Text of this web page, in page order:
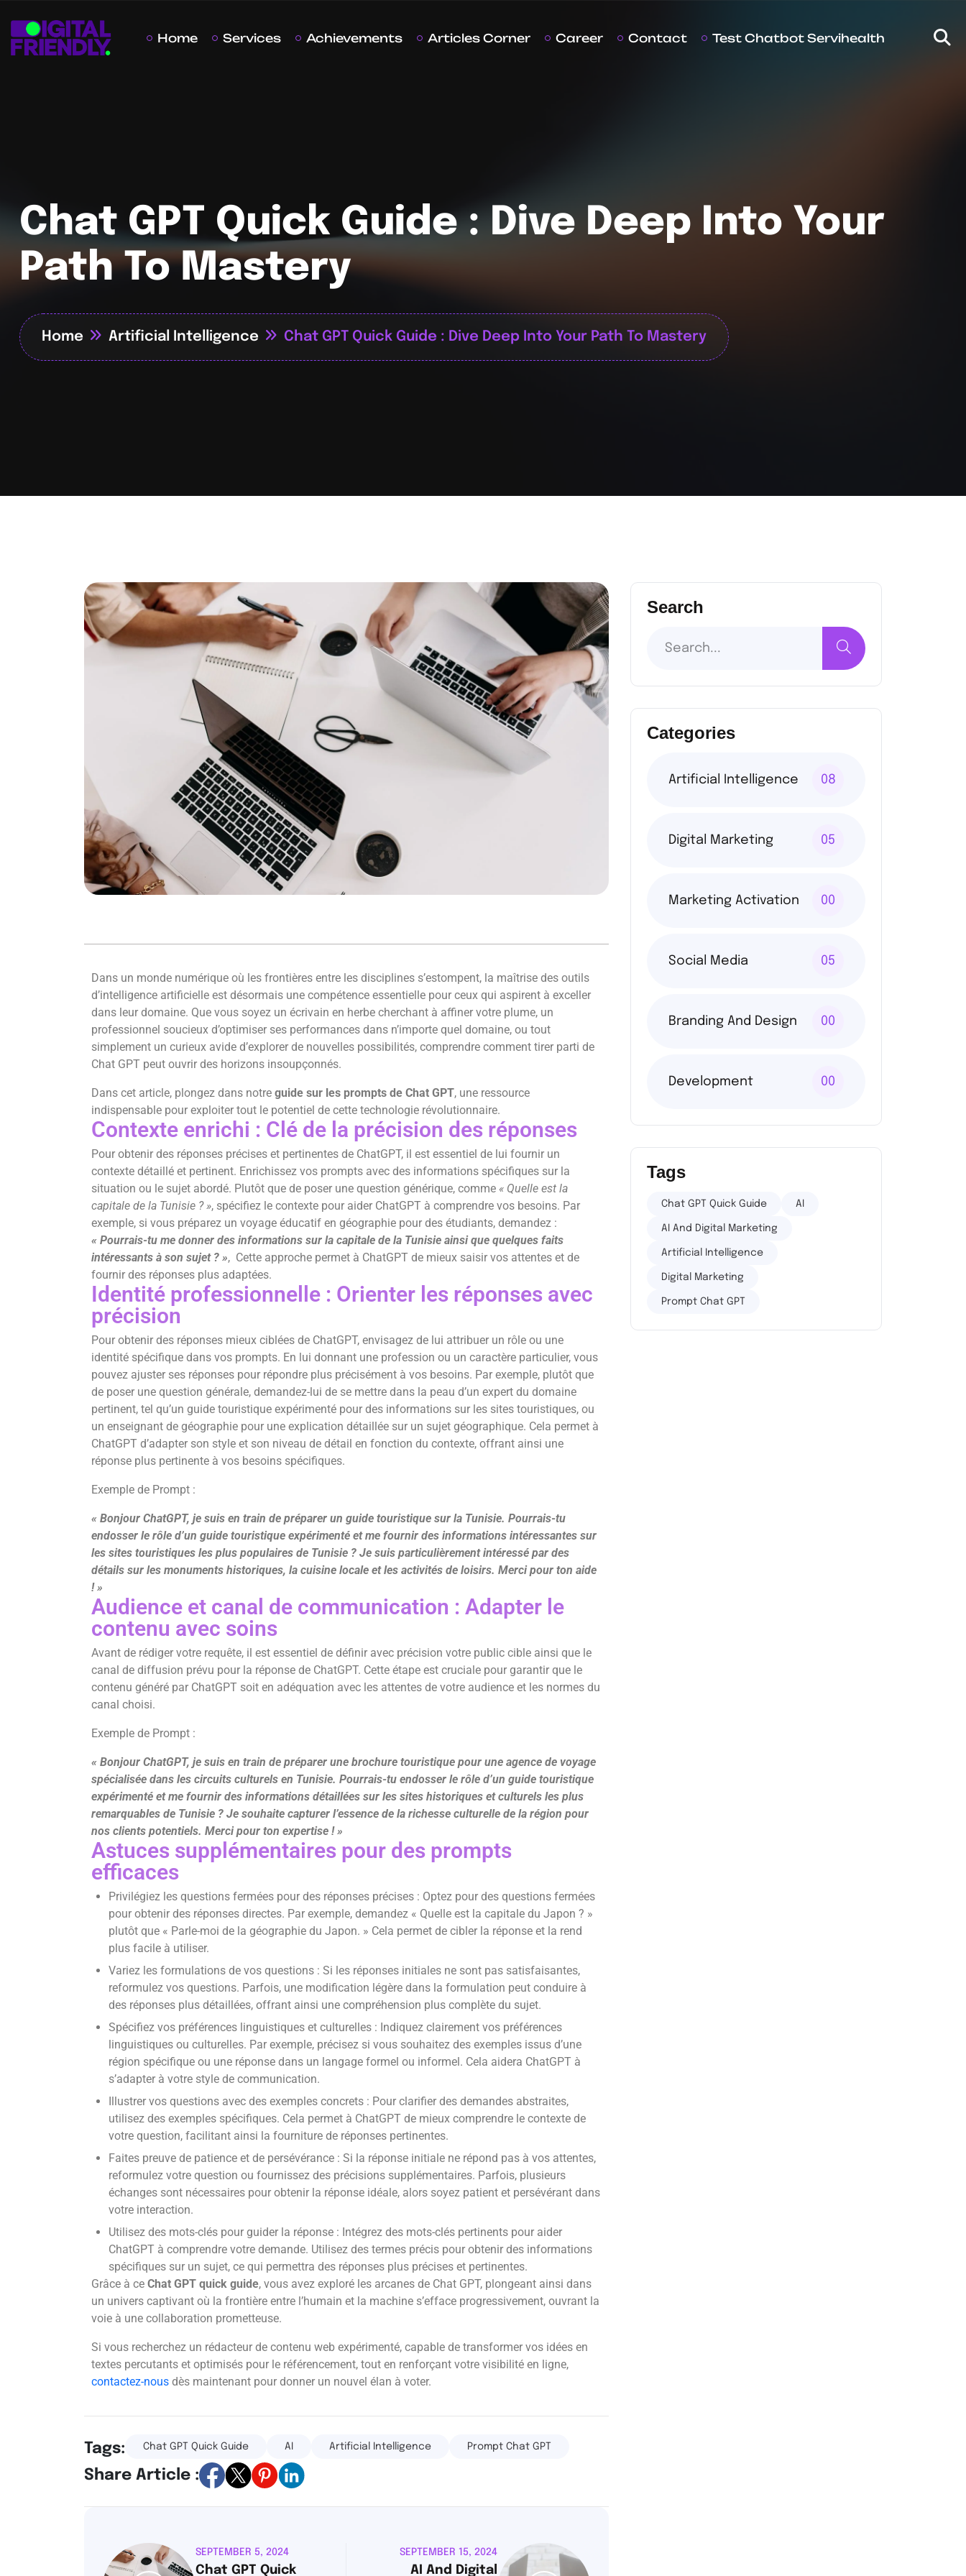
Home Services Achievements Articles Corner Career Contact Test Chatbot Servihealth
Chat GPT Quick Guide : Dive Deep Into Your
Path To Mastery
Home Artificial Intelligence Chat GPT Quick Guide : Dive Deep Into Your Path To Mastery
Dans un monde numérique où les frontières entre les disciplines s’estompent, la maîtrise des outils
d’intelligence artificielle est désormais une compétence essentielle pour ceux qui aspirent à exceller
dans leur domaine. Que vous soyez un écrivain en herbe cherchant à affiner votre plume, un
professionnel soucieux d’optimiser ses performances dans n’importe quel domaine, ou tout
simplement un curieux avide d’explorer de nouvelles possibilités, comprendre comment tirer parti de
Chat GPT peut ouvrir des horizons insoupçonnés.
Dans cet article, plongez dans notre guide sur les prompts de Chat GPT, une ressource
indispensable pour exploiter tout le potentiel de cette technologie révolutionnaire.
Contexte enrichi : Clé de la précision des réponses
Pour obtenir des réponses précises et pertinentes de ChatGPT, il est essentiel de lui fournir un
contexte détaillé et pertinent. Enrichissez vos prompts avec des informations spécifiques sur la
situation ou le sujet abordé. Plutôt que de poser une question générique, comme « Quelle est la
capitale de la Tunisie ? », spécifiez le contexte pour aider ChatGPT à comprendre vos besoins. Par
exemple, si vous préparez un voyage éducatif en géographie pour des étudiants, demandez :
« Pourrais-tu me donner des informations sur la capitale de la Tunisie ainsi que quelques faits
intéressants à son sujet ? », Cette approche permet à ChatGPT de mieux saisir vos attentes et de
fournir des réponses plus adaptées.
Identité professionnelle : Orienter les réponses avec
précision
Pour obtenir des réponses mieux ciblées de ChatGPT, envisagez de lui attribuer un rôle ou une
identité spécifique dans vos prompts. En lui donnant une profession ou un caractère particulier, vous
pouvez ajuster ses réponses pour répondre plus précisément à vos besoins. Par exemple, plutôt que
de poser une question générale, demandez-lui de se mettre dans la peau d’un expert du domaine
pertinent, tel qu’un guide touristique expérimenté pour des informations sur les sites touristiques, ou
un enseignant de géographie pour une explication détaillée sur un sujet géographique. Cela permet à
ChatGPT d’adapter son style et son niveau de détail en fonction du contexte, offrant ainsi une
réponse plus pertinente à vos besoins spécifiques.
Exemple de Prompt :
« Bonjour ChatGPT, je suis en train de préparer un guide touristique sur la Tunisie. Pourrais-tu
endosser le rôle d’un guide touristique expérimenté et me fournir des informations intéressantes sur
les sites touristiques les plus populaires de Tunisie ? Je suis particulièrement intéressé par des
détails sur les monuments historiques, la cuisine locale et les activités de loisirs. Merci pour ton aide
! »
Audience et canal de communication : Adapter le
contenu avec soins
Avant de rédiger votre requête, il est essentiel de définir avec précision votre public cible ainsi que le
canal de diffusion prévu pour la réponse de ChatGPT. Cette étape est cruciale pour garantir que le
contenu généré par ChatGPT soit en adéquation avec les attentes de votre audience et les normes du
canal choisi.
Exemple de Prompt :
« Bonjour ChatGPT, je suis en train de préparer une brochure touristique pour une agence de voyage
spécialisée dans les circuits culturels en Tunisie. Pourrais-tu endosser le rôle d’un guide touristique
expérimenté et me fournir des informations détaillées sur les sites historiques et culturels les plus
remarquables de Tunisie ? Je souhaite capturer l’essence de la richesse culturelle de la région pour
nos clients potentiels. Merci pour ton expertise ! »
Astuces supplémentaires pour des prompts
efficaces
Privilégiez les questions fermées pour des réponses précises : Optez pour des questions fermées
pour obtenir des réponses directes. Par exemple, demandez « Quelle est la capitale du Japon ? »
plutôt que « Parle-moi de la géographie du Japon. » Cela permet de cibler la réponse et la rend
plus facile à utiliser.
Variez les formulations de vos questions : Si les réponses initiales ne sont pas satisfaisantes,
reformulez vos questions. Parfois, une modification légère dans la formulation peut conduire à
des réponses plus détaillées, offrant ainsi une compréhension plus complète du sujet.
Spécifiez vos préférences linguistiques et culturelles : Indiquez clairement vos préférences
linguistiques ou culturelles. Par exemple, précisez si vous souhaitez des exemples issus d’une
région spécifique ou une réponse dans un langage formel ou informel. Cela aidera ChatGPT à
s’adapter à votre style de communication.
Illustrer vos questions avec des exemples concrets : Pour clarifier des demandes abstraites,
utilisez des exemples spécifiques. Cela permet à ChatGPT de mieux comprendre le contexte de
votre question, facilitant ainsi la fourniture de réponses pertinentes.
Faites preuve de patience et de persévérance : Si la réponse initiale ne répond pas à vos attentes,
reformulez votre question ou fournissez des précisions supplémentaires. Parfois, plusieurs
échanges sont nécessaires pour obtenir la réponse idéale, alors soyez patient et persévérant dans
votre interaction.
Utilisez des mots-clés pour guider la réponse : Intégrez des mots-clés pertinents pour aider
ChatGPT à comprendre votre demande. Utilisez des termes précis pour obtenir des informations
spécifiques sur un sujet, ce qui permettra des réponses plus précises et pertinentes.
Grâce à ce Chat GPT quick guide, vous avez exploré les arcanes de Chat GPT, plongeant ainsi dans
un univers captivant où la frontière entre l’humain et la machine s’efface progressivement, ouvrant la
voie à une collaboration prometteuse.
Si vous recherchez un rédacteur de contenu web expérimenté, capable de transformer vos idées en
textes percutants et optimisés pour le référencement, tout en renforçant votre visibilité en ligne,
contactez-nous dès maintenant pour donner un nouvel élan à voter.
Tags: Chat GPT Quick Guide AI Artificial Intelligence Prompt Chat GPT
Share Article :
SEPTEMBER 5, 2024
Chat GPT Quick
SEPTEMBER 15, 2024
AI And Digital
Search
Categories
Artificial Intelligence 08
Digital Marketing 05
Marketing Activation 00
Social Media 05
Branding And Design 00
Development 00
Tags
Chat GPT Quick Guide AI
AI And Digital Marketing
Artificial Intelligence
Digital Marketing
Prompt Chat GPT